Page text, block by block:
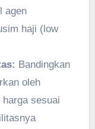
agen
haji (low
Bandingkan
oleh
sesuai